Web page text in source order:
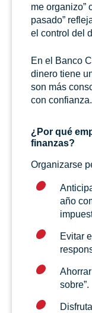
me organizo”
pasado”
el control del
En el Banco
dinero tiene
son más
con confianza.
¿Por qué
finanzas?
Organizarse
año
Evitar
sobre”.